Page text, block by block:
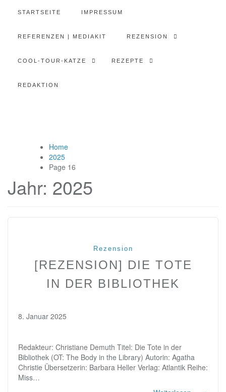
STARTSEITE IMPRESSUM
REFERENZEN | MEDIAKIT REZENSION
COOL-TOUR-KATZE REZEPTE
REDAKTION
Home
2025
Page 16
Jahr: 2025
Rezension
[REZENSION] DIE TOTE
IN DER BIBLIOTHEK
8. Januar 2025
Redakteur: Christiane Demuth Titel: Die Tote in der
Bibliothek (OT: The Body in the Library) Autorin: Agatha
Christie Übersetzerin: Barbara Heller Verlag: Atlantik Reihe:
Miss…